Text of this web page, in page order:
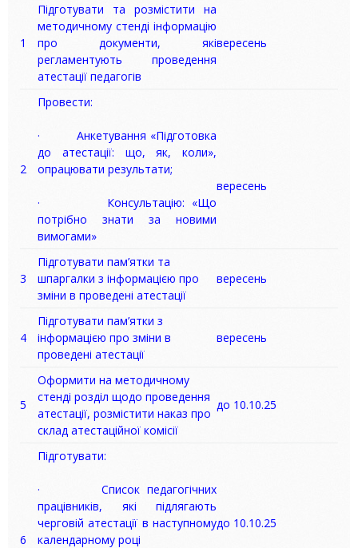
1
Підготувати та розмістити на
методичному стенді інформацію
про документи, які
регламентують проведення
атестації педагогів
вересень
2
Провести:
· Анкетування «Підготовка
до атестації: що, як, коли»,
опрацювати результати;
· Консультацію: «Що
потрібно знати за новими
вимогами»
вересень
3
Підготувати пам’ятки та
шпаргалки з інформацією про
зміни в проведені атестації
вересень
4
Підготувати пам’ятки з
інформацією про зміни в
проведені атестації
вересень
5
Оформити на методичному
стенді розділ щодо проведення
атестації, розмістити наказ про
склад атестаційної комісії
до 10.10.25
6
Підготувати:
· Список педагогічних
працівників, які підлягають
черговій атестації в наступному
календарному році
до 10.10.25